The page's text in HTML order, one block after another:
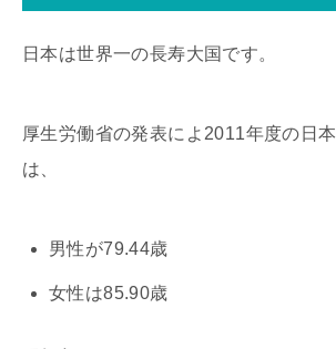
日本は世界一の長寿大国です。
厚生労働省の発表によ2011年度の日
は、
男性が79.44歳
女性は85.90歳